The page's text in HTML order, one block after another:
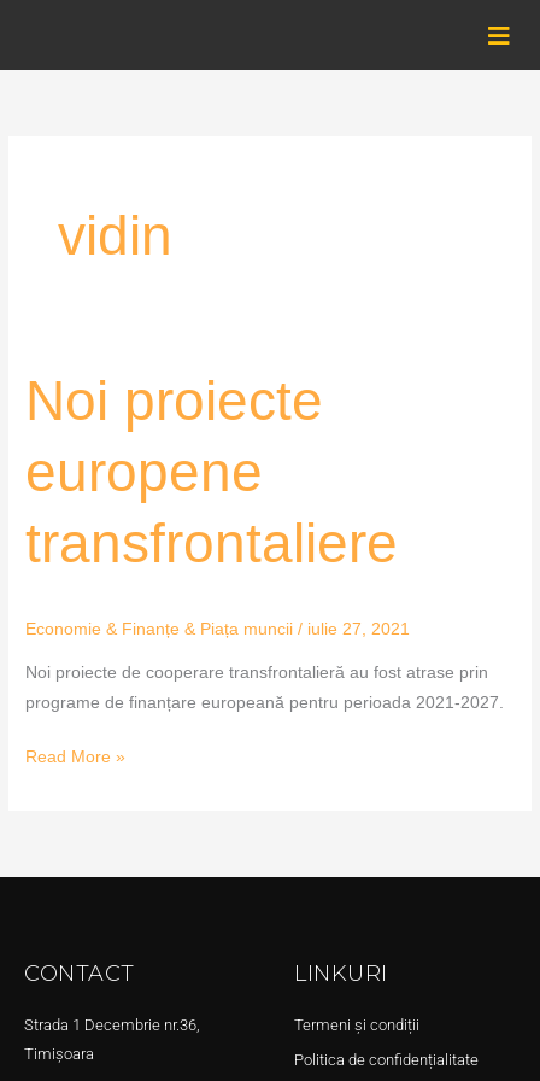
content
vidin
Noi proiecte
europene
transfrontaliere
Economie & Finanțe & Piața muncii / iulie 27, 2021
Noi proiecte de cooperare transfrontalieră au fost atrase prin
programe de finanțare europeană pentru perioada 2021-2027.
Noi
proiecte
transfrontaliere
Read More »
CONTACT
Strada 1 Decembrie nr.36,
Timișoara
LINKURI
Termeni și condiții
Politica de confidențialitate